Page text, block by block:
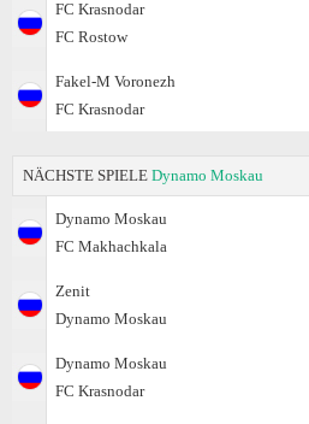
FC Krasnodar
FC Rostow
Fakel-M Voronezh
FC Krasnodar
NÄCHSTE SPIELE Dynamo Moskau
Dynamo Moskau
FC Makhachkala
Zenit
Dynamo Moskau
Dynamo Moskau
FC Krasnodar